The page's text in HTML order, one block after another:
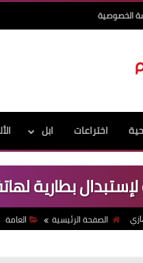
الخصوصية
اختراعات ابل
بطارية
الصفحة الرئيسية العامة